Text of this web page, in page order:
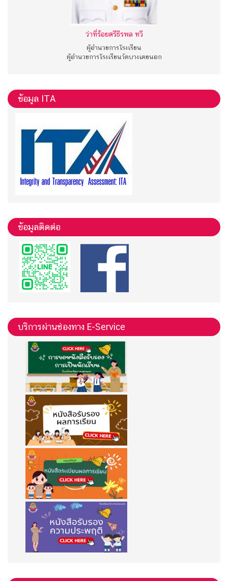
ว่าที่ร้อยตรีธีรพล ทวี
ผู้อำนวยการโรงเรียน
ผู้อำนวยการโรงเรียนวัดบางเตยนอก
ข้อมูล ITA
ข้อมูลติดต่อ
บริการผ่านช่องทาง E-Service